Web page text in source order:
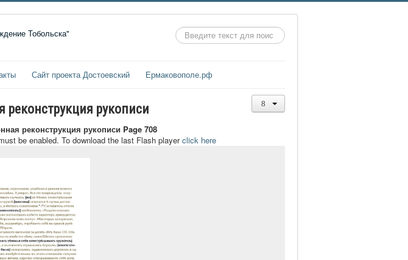
Искать...
Сайт проекта Достоевский Ермаковополе.рф
рукописи
реконструкция рукописи Page 708
be enabled. To download the last Flash playerclick here